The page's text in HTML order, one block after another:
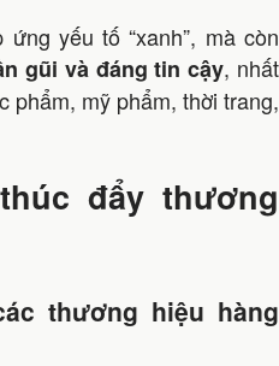
yếu tố “xanh”, mà còn
gũi và đáng tin cậy, nhất
phẩm, mỹ phẩm, thời trang,
đẩy thương
thương hiệu hàng